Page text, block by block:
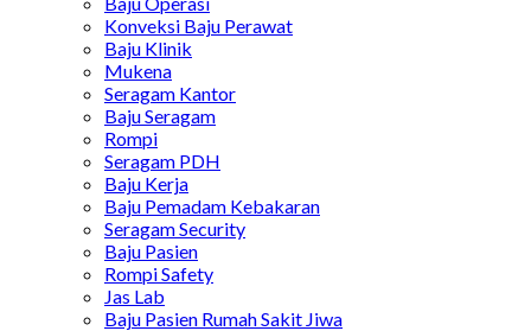
Konveksi Baju Perawat
Baju Klinik
Mukena
Seragam Kantor
Baju Seragam
Rompi
Seragam PDH
Baju Kerja
Baju Pemadam Kebakaran
Seragam Security
Baju Pasien
Rompi Safety
Jas Lab
Baju Pasien Rumah Sakit Jiwa